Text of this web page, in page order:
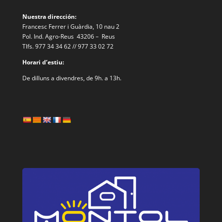
Nuestra dirección:
Francesc Ferrer i Guàrdia, 10 nau 2
Pol. Ind. Agro-Reus 43206 – Reus
Tlfs. 977 34 34 62 // 977 33 02 72
Horari d’estiu:
De dilluns a divendres, de 9h. a 13h.